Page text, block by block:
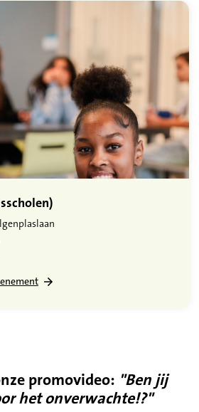
promovideo: "Ben jij
het onverwachte!?"